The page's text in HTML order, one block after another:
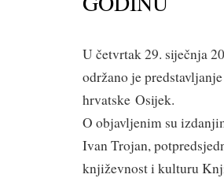
U četvrtak 29. siječnja
održano je
hrvatske Osijek.
O objavljenim su
Ivan Trojan,
književnost i kulturu